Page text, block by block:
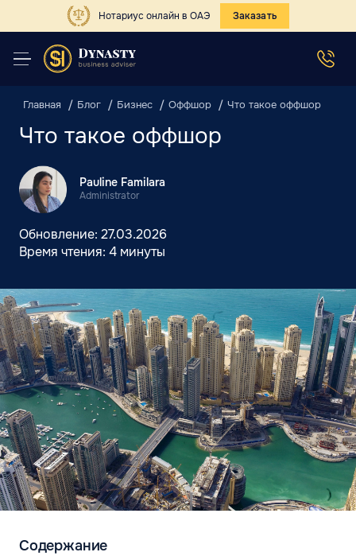
Нотариус онлайн в ОАЭ Заказать
Главная Блог Бизнес Оффшор Что такое оффшор
Что такое оффшор
Pauline Familara
Administrator
Обновление: 27.03.2026
Время чтения: 4 минуты
Содержание